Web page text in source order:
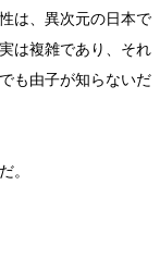
は、異次元の日本で
は複雑であり、それ
も由子が知らないだ
。